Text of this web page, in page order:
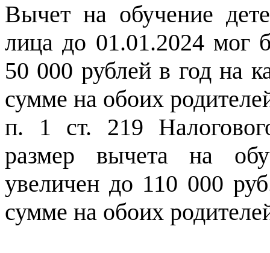
Вычет на обучение
лица до 01.01.2024 мог
50 000 рублей в год на
сумме на обоих
п. 1 ст. 219
размер вычета на
увеличен до 110 000
сумме на обоих